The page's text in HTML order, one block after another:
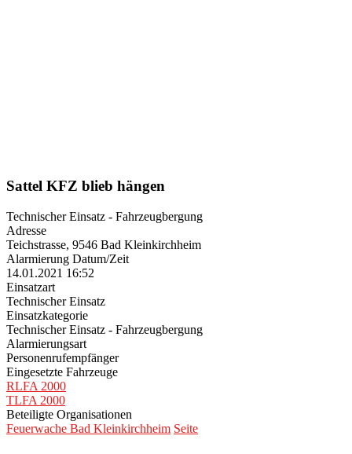
Sattel KFZ blieb hängen
Technischer Einsatz - Fahrzeugbergung
Adresse
Teichstrasse, 9546 Bad Kleinkirchheim
Alarmierung Datum/Zeit
14.01.2021 16:52
Einsatzart
Technischer Einsatz
Einsatzkategorie
Technischer Einsatz - Fahrzeugbergung
Alarmierungsart
Personenrufempfänger
Eingesetzte Fahrzeuge
RLFA 2000
TLFA 2000
Beteiligte Organisationen
Feuerwache Bad Kleinkirchheim Seite